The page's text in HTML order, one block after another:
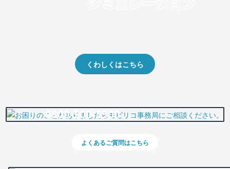
くわしくはこちら
0800-500-5500
よくあるご質問はこちら